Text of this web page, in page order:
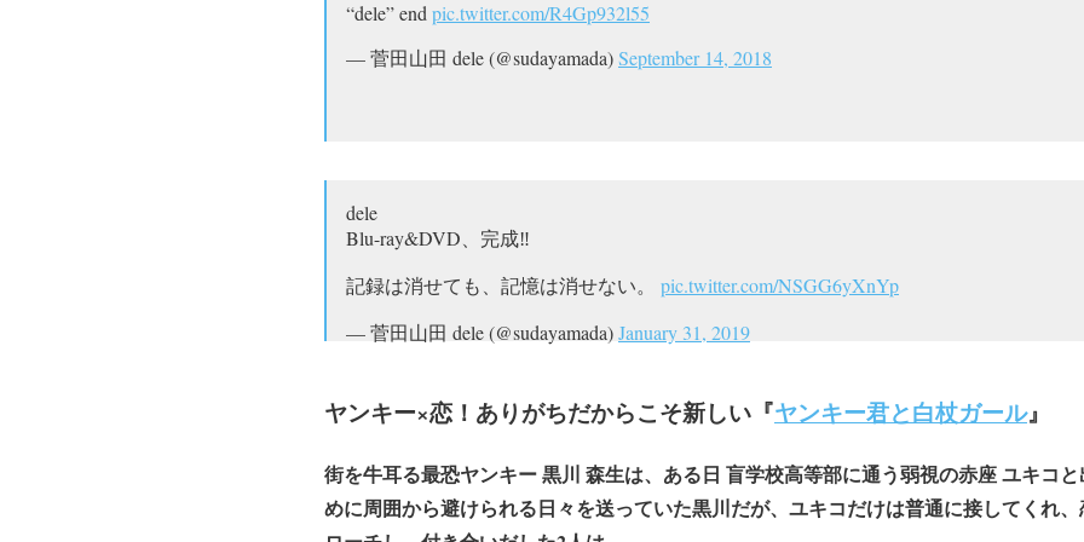
“dele” end pic.twitter.com/R4Gp932l55
— 菅田山田 dele (@sudayamada)September 14, 2018
dele
Blu-ray&DVD、完成‼️
記録は消せても、記憶は消せない。 pic.twitter.com/NSGG6yXnYp
— 菅田山田 dele (@sudayamada)January 31, 2019
ヤンキー×恋！ありがちだからこそ新しい『ヤンキー君と白杖ガール』
街を牛耳る最恐ヤンキー 黒川 森生は、ある日 盲学校高等部に通う弱視の赤座 ユキコ
めに周囲から避けられる日々を送っていた黒川だが、ユキコだけは普通に接してくれ